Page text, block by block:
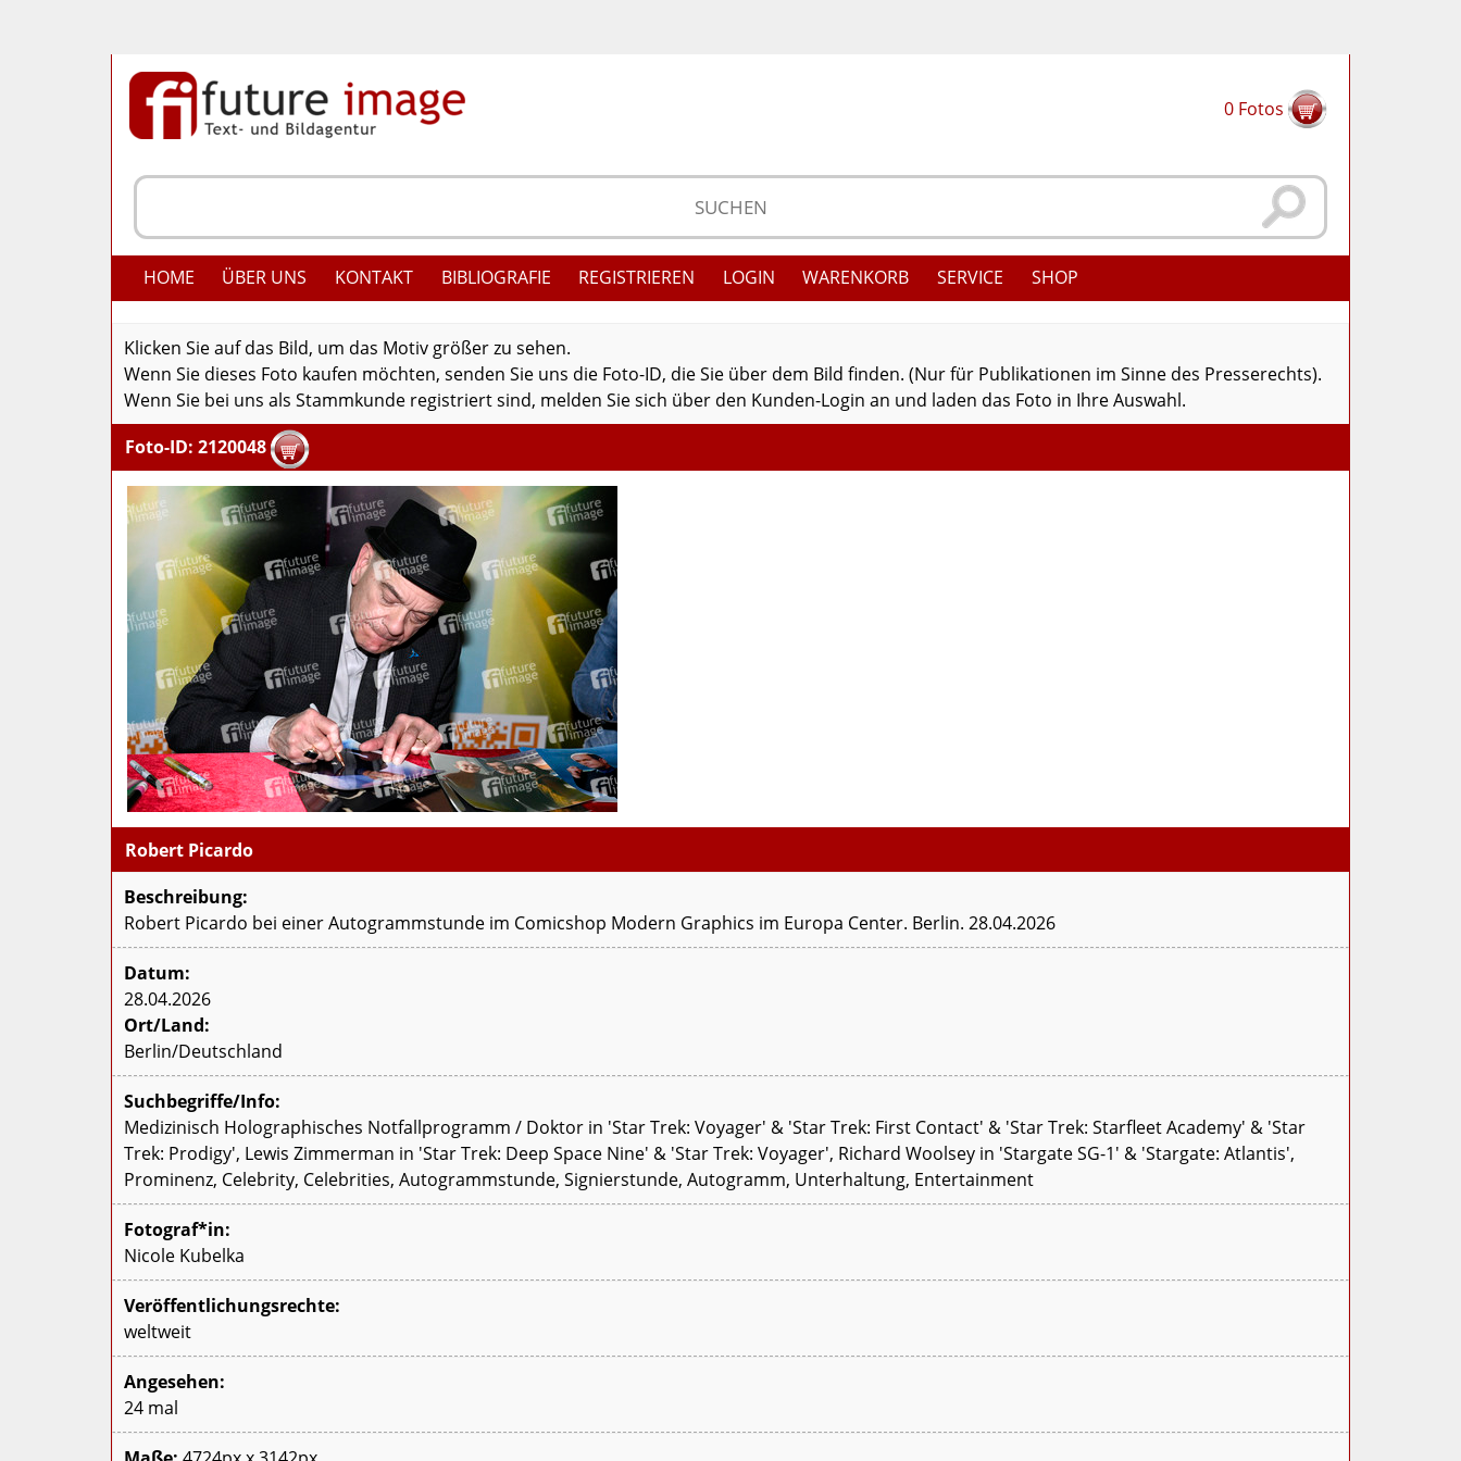
0 Fotos
HOME ÜBER UNS KONTAKT BIBLIOGRAFIE REGISTRIEREN LOGIN WARENKORB SERVICE SHOP
Klicken Sie auf das Bild, um das Motiv größer zu sehen.
Wenn Sie dieses Foto kaufen möchten, senden Sie uns die Foto-ID, die Sie über dem Bild finden. (Nur für Publikationen im Sinne des Presserechts).
Wenn Sie bei uns als Stammkunde registriert sind, melden Sie sich über den Kunden-Login an und laden das Foto in Ihre Auswahl.
Foto-ID: 2120048
Robert Picardo
Beschreibung:
Robert Picardo bei einer Autogrammstunde im Comicshop Modern Graphics im Europa Center. Berlin. 28.04.2026
Datum:
28.04.2026
Ort/Land:
Berlin/Deutschland
Suchbegriffe/Info:
Medizinisch Holographisches Notfallprogramm / Doktor in 'Star Trek: Voyager' & 'Star Trek: First Contact' & 'Star Trek: Starfleet Academy' & 'Star
Trek: Prodigy', Lewis Zimmerman in 'Star Trek: Deep Space Nine' & 'Star Trek: Voyager', Richard Woolsey in 'Stargate SG-1' & 'Stargate: Atlantis',
Prominenz, Celebrity, Celebrities, Autogrammstunde, Signierstunde, Autogramm, Unterhaltung, Entertainment
Fotograf*in:
Nicole Kubelka
Veröffentlichungsrechte:
weltweit
Angesehen:
24 mal